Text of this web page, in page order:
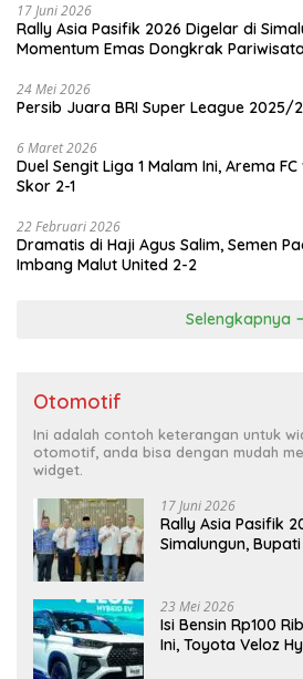
17 Juni 2026
Rally Asia Pasifik 2026 Digelar di
Momentum Emas Dongkrak
24 Mei 2026
Persib Juara BRI Super League 2025/
6 Maret 2026
Duel Sengit Liga 1 Malam Ini, Arema
Skor 2-1
22 Februari 2026
Dramatis di Haji Agus Salim, Semen
Imbang Malut United 2-2
Selengkapnya
Otomotif
Ini adalah contoh keterangan untuk
otomotif, anda bisa dengan mudah
widget.
17 Juni 2026
Rally Asia Pasifik
Simalungun,
23 Mei 2026
Isi Bensin Rp100
Ini, Toyota Veloz